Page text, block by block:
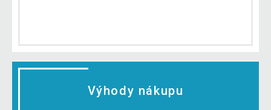
Výhody nákupu